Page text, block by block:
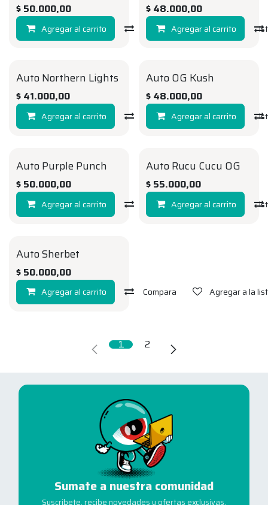
$ 50.000,00
Agregar al carrito Compara Agregar a la
$ 48.000,00
Agregar al carrito
AUTO
Auto Northern Lights
$ 41.000,00
Agregar al carrito Compara Agregar a la
AUTO
Auto OG Kush
$ 48.000,00
Agregar al carrito
AUTO
Auto Purple Punch
$ 50.000,00
Agregar al carrito Compara Agregar a la
AUTO
Auto Rucu Cucu OG
$ 55.000,00
Agregar al carrito
AUTO
Auto Sherbet
$ 50.000,00
Agregar al carrito Compara Agregar a la
1 2
Sumate a nuestra comunidad
Suscribete, recibe novedades y ofertas exclusivas.